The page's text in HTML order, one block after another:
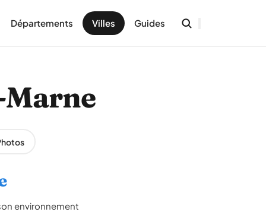
Départements Villes Guides
environnement